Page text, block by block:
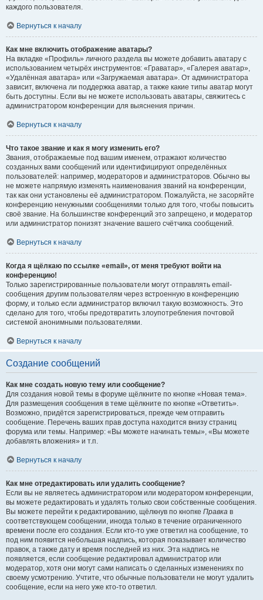
каждого пользователя.
Вернуться к началу
Как мне включить отображение аватары?
На вкладке «Профиль» личного раздела вы можете добавить аватару с
использованием четырёх инструментов: «Граватар», «Галерея аватар»,
«Удалённая аватара» или «Загружаемая аватара». От администратора
зависит, включена ли поддержка аватар, а также какие типы аватар могут
быть доступны. Если вы не можете использовать аватары, свяжитесь с
администратором конференции для выяснения причин.
Вернуться к началу
Что такое звание и как я могу изменить его?
Звания, отображаемые под вашим именем, отражают количество
созданных вами сообщений или идентифицируют определённых
пользователей: например, модераторов и администраторов. Обычно вы
не можете напрямую изменять наименования званий на конференции,
так как они установлены её администратором. Пожалуйста, не засоряйте
конференцию ненужными сообщениями только для того, чтобы повысить
своё звание. На большинстве конференций это запрещено, и модератор
или администратор понизят значение вашего счётчика сообщений.
Вернуться к началу
Когда я щёлкаю по ссылке «email», от меня требуют войти на
конференцию!
Только зарегистрированные пользователи могут отправлять email-
сообщения другим пользователям через встроенную в конференцию
форму, и только если администратор включил такую возможность. Это
сделано для того, чтобы предотвратить злоупотребления почтовой
системой анонимными пользователями.
Вернуться к началу
Создание сообщений
Как мне создать новую тему или сообщение?
Для создания новой темы в форуме щёлкните по кнопке «Новая тема».
Для размещения сообщения в теме щёлкните по кнопке «Ответить».
Возможно, придётся зарегистрироваться, прежде чем отправить
сообщение. Перечень ваших прав доступа находится внизу страниц
форума или темы. Например: «Вы можете начинать темы», «Вы можете
добавлять вложения» и т.п.
Вернуться к началу
Как мне отредактировать или удалить сообщение?
Если вы не являетесь администратором или модератором конференции,
вы можете редактировать и удалять только свои собственные сообщения.
Вы можете перейти к редактированию, щёлкнув по кнопке Правка в
соответствующем сообщении, иногда только в течение ограниченного
времени после его создания. Если кто-то уже ответил на сообщение, то
под ним появится небольшая надпись, которая показывает количество
правок, а также дату и время последней из них. Эта надпись не
появляется, если сообщение редактировал администратор или
модератор, хотя они могут сами написать о сделанных изменениях по
своему усмотрению. Учтите, что обычные пользователи не могут удалить
сообщение, если на него уже кто-то ответил.